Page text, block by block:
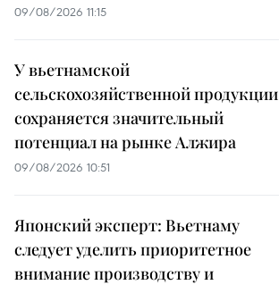
09/08/2026 11:15
У вьетнамской
сельскохозяйственной продукции
сохраняется значительный
потенциал на рынке Алжира
09/08/2026 10:51
Японский эксперт: Вьетнаму
следует уделить приоритетное
внимание производству и